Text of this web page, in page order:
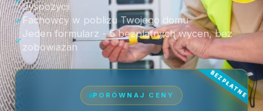
dyspozycji
Fachowcy w poblizu Twojego domu
Jeden formularz - 5 bezplatnych wycen, bez
zobowiazan
PORÓWNAJ CENY